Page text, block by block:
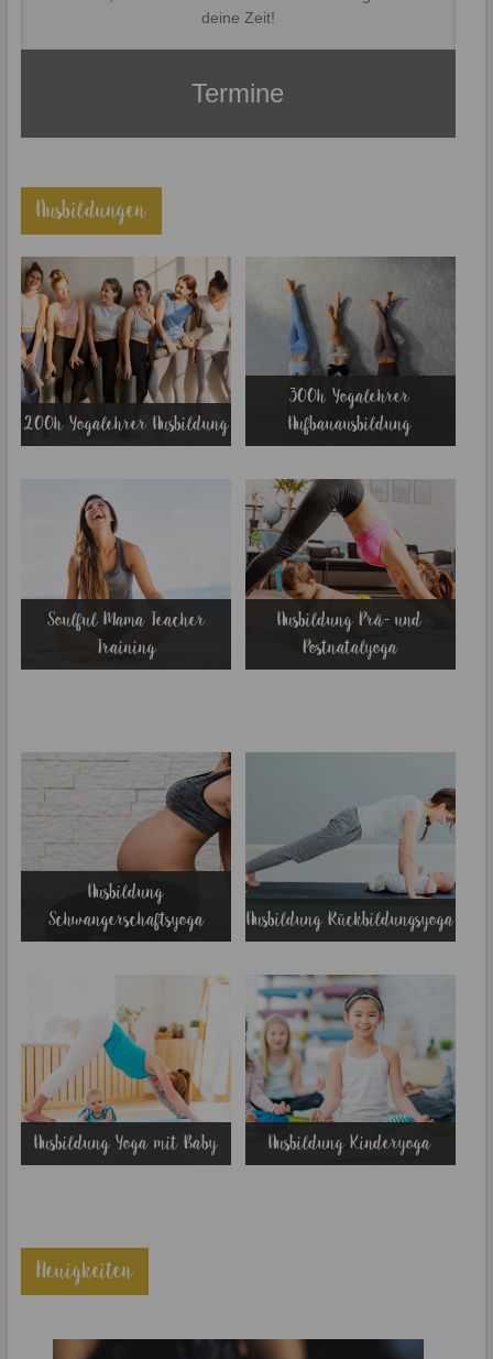
deine Zeit!
Termine
Ausbildungen
200h Yogalehrer Ausbildung
300h Yogalehrer
Aufbauausbildung
Soulful Mama Teacher
Training
Ausbildung Prä- und
Postnatalyoga
Ausbildung
Schwangerschaftsyoga
Ausbildung Rückbildungsyoga
Ausbildung Yoga mit Baby Ausbildung Kinderyoga
Neuigkeiten